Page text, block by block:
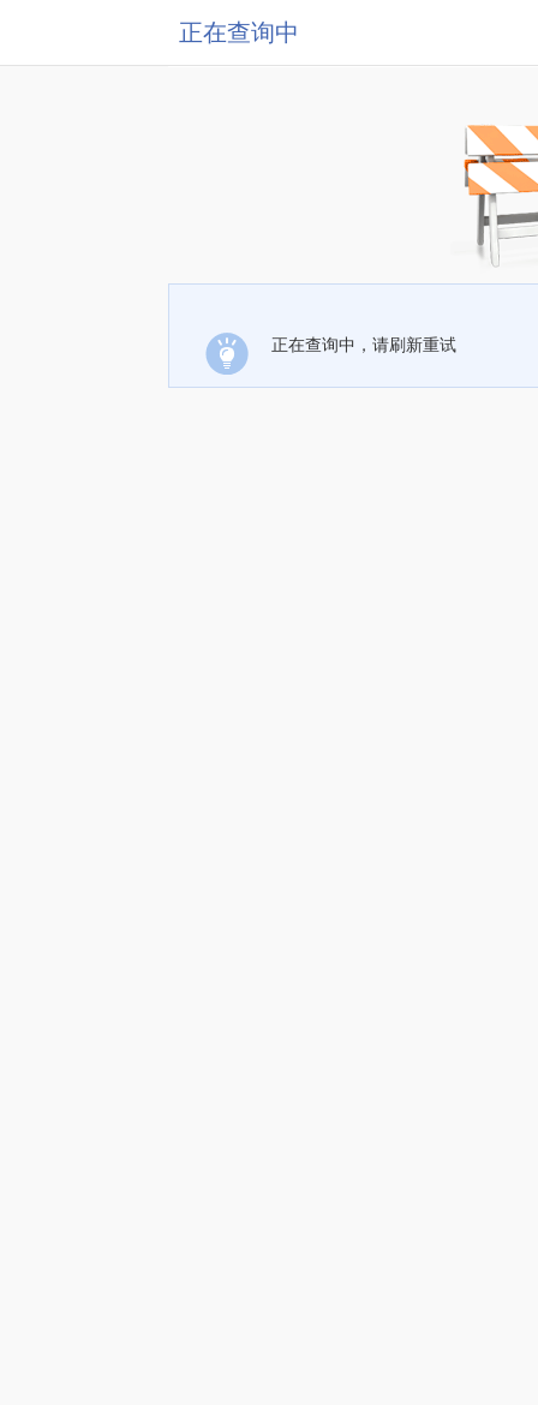
正在查询中
正在查询中，请刷新重试